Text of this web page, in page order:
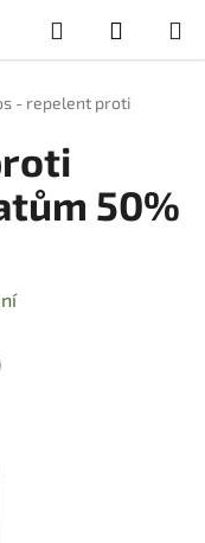
Hledat
KOŠÍK
- repelent proti
50%